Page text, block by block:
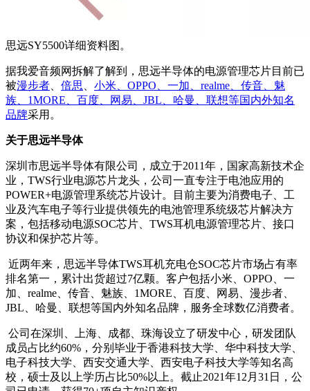
思远SY5500详细资料图。
据我爱音频网拆解了解到，思远半导体的电源管理芯片目前已
被漫步者 倍思
小米、OPPO、一加、realme、传音、魅
族、1MORE、百度、网易、JBL、哈曼、联想等国内外知名
品牌采用。
关于思远半导体
深圳市思远半导体有限公司，成立于2011年，国家高新技术企
业，TWS行业电源芯片龙头，公司一直专注于电池应用的
POWER+电源管理系统芯片设计。目前主要为消费电子、工
业及汽车电子等行业提供领先的电池管理系统级芯片解决方
案，包括移动电源SOC芯片、TWS耳机电源管理芯片、接口
协议和保护芯片等。
近两年来，思远半导体TWS耳机充电仓SOC芯片市场占有率
排名第一，累计出货超过7亿颗。客户包括小米、OPPO、一
加、realme、传音、魅族、1MORE、百度、网易、漫步者、
JBL、哈曼、联想等国内外知名品牌，服务全球数亿消费者。
公司在深圳、上海、成都、珠海设立了研发中心，研发团队
成员占比约60%，分别毕业于香港科技大学、华中科技大学、
电子科技大学、西安交通大学、西安电子科技大学等知名高
校，硕士及以上学历占比50%以上。截止2021年12月31日，公